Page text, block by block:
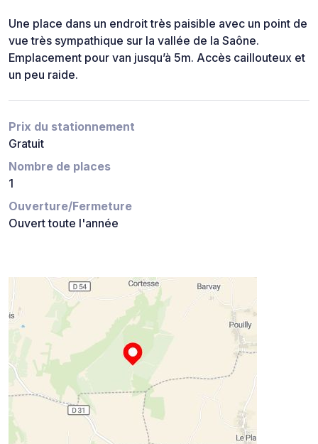
Une place dans un endroit très paisible avec un point de
vue très sympathique sur la vallée de la Saône.
Emplacement pour van jusqu’à 5m. Accès caillouteux et
un peu raide.
Prix du stationnement
Gratuit
Nombre de places
1
Ouverture/Fermeture
Ouvert toute l'année